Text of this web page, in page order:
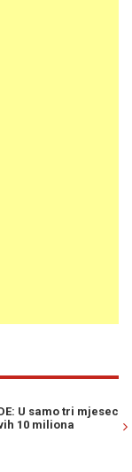
tri mjeseca